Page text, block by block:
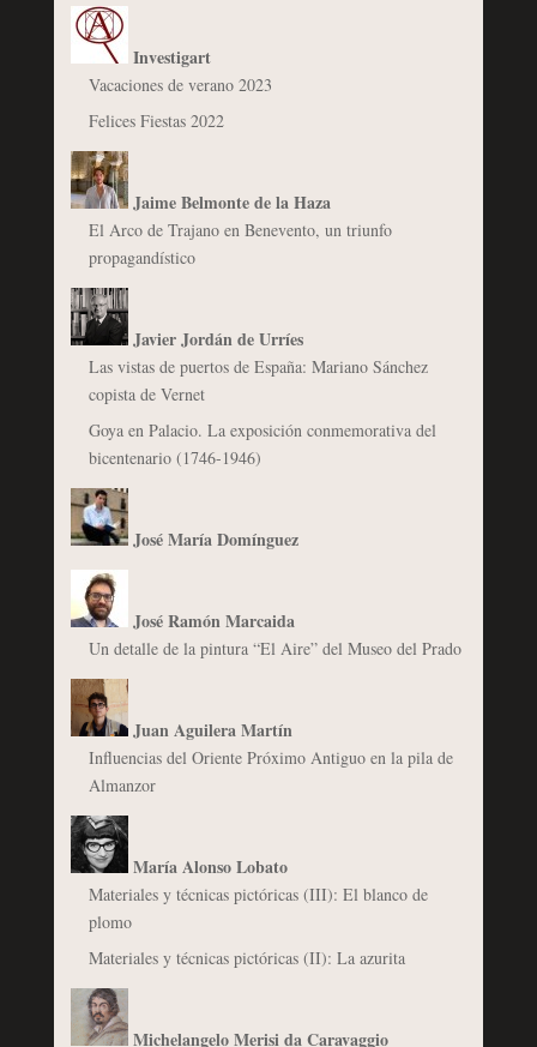
Investigart
Vacaciones de verano 2023
Felices Fiestas 2022
Jaime Belmonte de la Haza
El Arco de Trajano en Benevento, un triunfo
propagandístico
Javier Jordán de Urríes
Las vistas de puertos de España: Mariano Sánchez
copista de Vernet
Goya en Palacio. La exposición conmemorativa del
bicentenario (1746-1946)
José María Domínguez
José Ramón Marcaida
Un detalle de la pintura “El Aire” del Museo del Prado
Juan Aguilera Martín
Influencias del Oriente Próximo Antiguo en la pila de
Almanzor
María Alonso Lobato
Materiales y técnicas pictóricas (III): El blanco de
plomo
Materiales y técnicas pictóricas (II): La azurita
Michelangelo Merisi da Caravaggio